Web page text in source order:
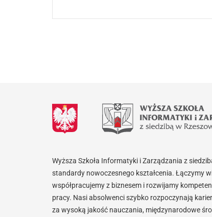
Wyższa Szkoła Informatyki i Zarządzania z
standardy nowoczesnego kształcenia. Łączymy
współpracujemy z biznesem i rozwijamy
pracy. Nasi absolwenci szybko rozpoczynają
za wysoką jakość nauczania, międzynarodowe